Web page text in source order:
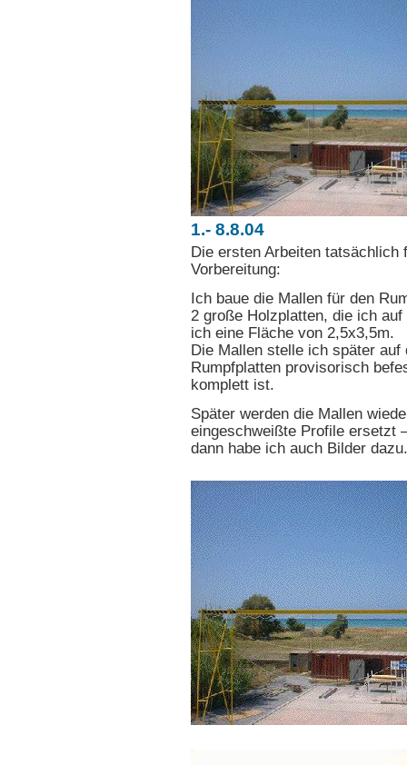
1.- 8.8.04
Die ersten Arbeiten tatsächlich
Vorbereitung:
Ich baue die Mallen für den
2 große Holzplatten, die ich
ich eine Fläche von 2,5x3,5m.
Die Mallen stelle ich später
Rumpfplatten provisorisch
komplett ist.
Später werden die Mallen
eingeschweißte Profile ersetzt
dann habe ich auch Bilder dazu.